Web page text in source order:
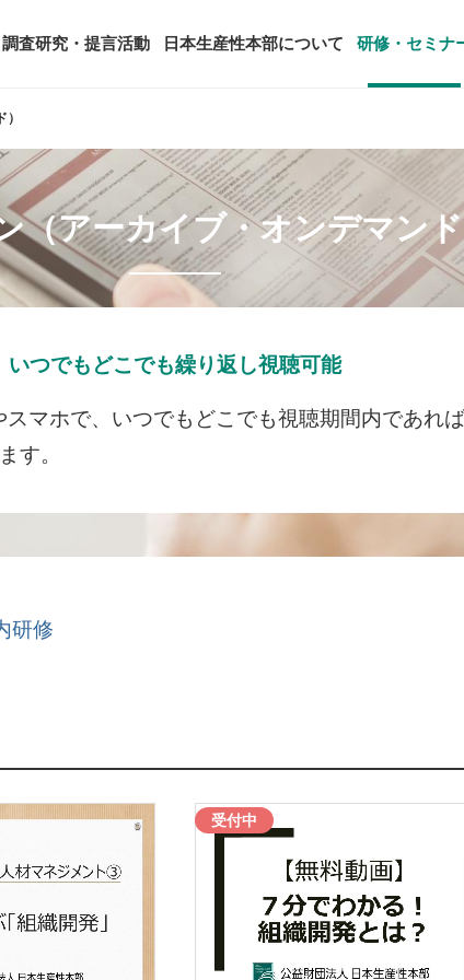
調査研究・提言活動 日本生産性本部について 研修・セミナ
年頭会長所感
生産性シンポジウム
国際連携・国際交流活動
言活動 顧客満足度調査（JCSI）
レジャー白書
一覧
務に関する資料
SDGsへの取り組み
日本生産性本部とは
アクセス
ー
アーカイブ研修・セミナー
オーダーメイド研修（企業内研
主な研修会場地図
グ
養成事業
コンサルタント紹介
経営コンサルタント候補につい
（アーカイブ・オンデマン
いつでもどこでも繰り返し視聴可能
マホで、いつでもどこでも視聴期間内であれ
す。
研修
受付中